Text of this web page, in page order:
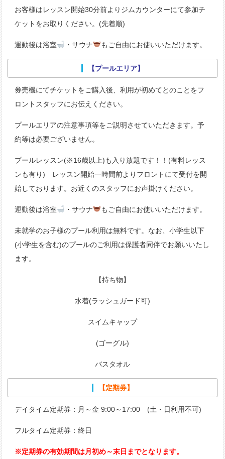
お客様はレッスン開始30分前よりジムカウンターにて参加チ
ケットをお取りください。(先着順)
運動後は浴室 ・サウナ もご自由にお使いいただけます。
【プールエリア】
券売機にてチケットをご購入後、利用が初めてとのことをフ
ロントスタッフにお伝えください。
プールエリアの注意事項等をご説明させていただきます。予
約等は必要ございません。
プールレッスン(※16歳以上)も入り放題です！！(有料レッス
ンも有り) レッスン開始一時間前よりフロントにて受付を開
始しております。お近くのスタッフにお声掛けください。
運動後は浴室 ・サウナ もご自由にお使いいただけます。
未就学のお子様のプール利用は無料です。なお、小学生以下
(小学生を含む)のプールのご利用は保護者同伴でお願いいたし
ます。
【持ち物】
水着(ラッシュガード可)
スイムキャップ
(ゴーグル)
バスタオル
【定期券】
デイタイム定期券：月～金 9:00～17:00 (土・日利用不可)
フルタイム定期券：終日
※定期券の有効期間は月初め～末日までとなります。